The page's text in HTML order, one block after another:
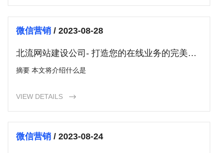
微信营销/ 2023-08-28
北流网站建设公司- 打造您的在线业务的完美伙
伴
摘要 本文将介绍什么是
VIEW DETAILS 
微信营销/ 2023-08-24